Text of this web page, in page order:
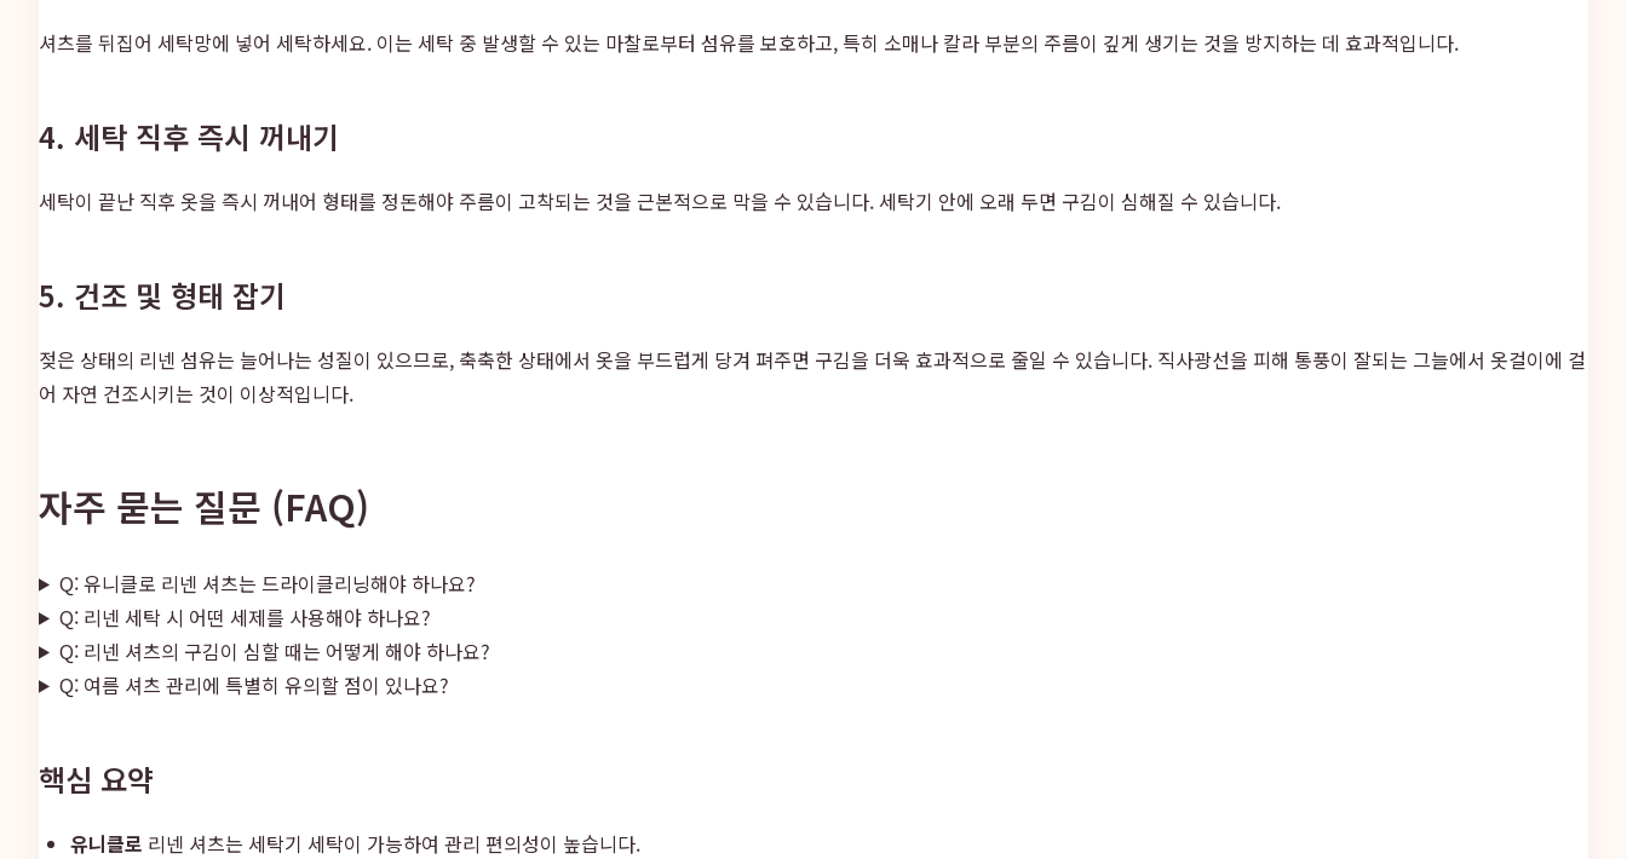
셔츠를 뒤집어 세탁망에 넣어 세탁하세요. 이는 세탁 중 발생할 수 있는 마찰로부터 섬유를 보호하고, 특히 소매나 칼라 부분의 주름이 깊게 생기는 것을 방지하는 데 효과적입니다.
4. 세탁 직후 즉시 꺼내기
세탁이 끝난 직후 옷을 즉시 꺼내어 형태를 정돈해야 주름이 고착되는 것을 근본적으로 막을 수 있습니다. 세탁기 안에 오래 두면 구김이 심해질 수 있습니다.
5. 건조 및 형태 잡기
젖은 상태의 리넨 섬유는 늘어나는 성질이 있으므로, 축축한 상태에서 옷을 부드럽게 당겨 펴주면 구김을 더욱 효과적으로 줄일 수 있습니다. 직사광선을 피해 통풍이 잘되는 그늘에서 옷걸이에 걸
어 자연 건조시키는 것이 이상적입니다.
자주 묻는 질문 (FAQ)
Q: 유니클로 리넨 셔츠는 드라이클리닝해야 하나요?
Q: 리넨 세탁 시 어떤 세제를 사용해야 하나요?
Q: 리넨 셔츠의 구김이 심할 때는 어떻게 해야 하나요?
Q: 여름 셔츠 관리에 특별히 유의할 점이 있나요?
핵심 요약
유니클로 리넨 셔츠는 세탁기 세탁이 가능하여 관리 편의성이 높습니다.